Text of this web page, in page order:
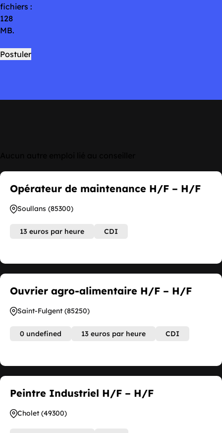
fichiers :
128
MB.
Opérateur de maintenance H/F – H/F
Soullans (85300)
13 euros par heure CDI
Ouvrier agro-alimentaire H/F – H/F
Saint-Fulgent (85250)
0 undefined 13 euros par heure CDI
Peintre Industriel H/F – H/F
Cholet (49300)